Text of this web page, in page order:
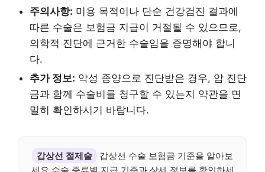
주의사항: 미용 목적이나 단순 건강검진 결과에
따른 수술은 보험금 지급이 거절될 수 있으므로,
의학적 진단에 근거한 수술임을 증명해야 합니
다.
추가 정보: 악성 종양으로 진단받은 경우, 암 진단
금과 함께 수술비를 청구할 수 있는지 약관을 면
밀히 확인하시기 바랍니다.
갑상선 절제술
갑상선 수술 보험금 기준을 알아보